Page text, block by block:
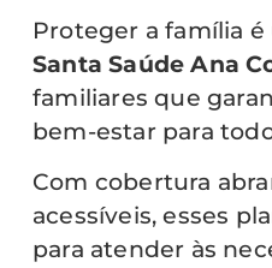
Proteger a família
Santa Saúde Ana
familiares que
bem-estar para
Com cobertura
acessíveis, esses
para atender às